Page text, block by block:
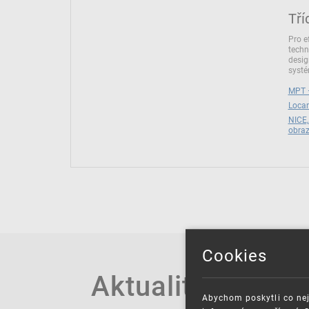
Pro
MPT
Aktuality
Cookies
Abychom poskytli co